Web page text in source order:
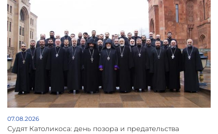
07.08.2026
Судят Католикоса: день позора и предательства